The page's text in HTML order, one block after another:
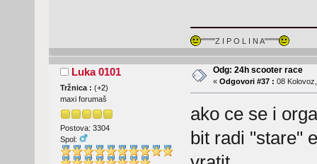
"""""Z I P O L I N A"""""
Luka 0101
Tržnica : (+2)
maxi forumaš
Postova: 3304
Spol:
Odg: 24h scooter race
« Odgovori #37 : 08
ako ce se i
bit radi "stare"